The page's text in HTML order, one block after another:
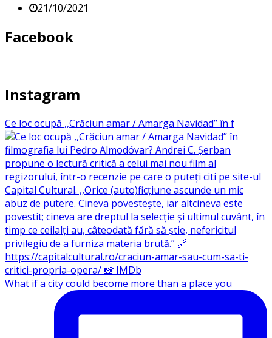
21/10/2021
Facebook
Instagram
Ce loc ocupă ,,Crăciun amar / Amarga Navidad” în f
What if a city could become more than a place you